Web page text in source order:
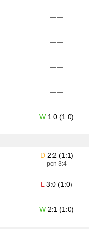
— —
— —
— —
— —
W 1:0 (1:0)
D2:2 (1:1)
pen 3:4
L 3:0 (1:0)
W 2:1 (1:0)